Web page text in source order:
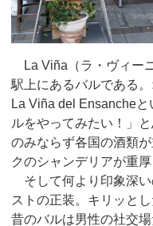
La Viña（ラ・ヴィー
駅上にあるバルである
La Viña del Ensanche
ルをやってみたい！」
のみならず各国の酒類
クのシャンデリアが重厚
そして何より印象深い
ストの正装。キリッと
昔のバルは男性の社交